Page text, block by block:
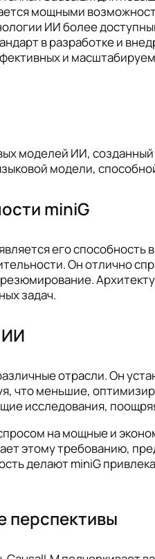
мощными
ИИ более
в разработке и
и
моделей ИИ,
модели,
miniG
его
Он отлично
задач.
ИИ
отрасли. Он
что меньшие,
исследования,
на мощные и
этому требованию,
делают miniG
перспективы